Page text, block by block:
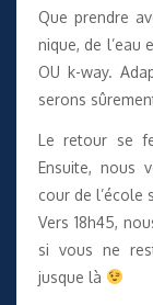
Que prendre
nique, de l’eau
OU k-way.
serons
Le retour se
Ensuite, nous
cour de l’école
Vers 18h45,
si vous ne
jusque là